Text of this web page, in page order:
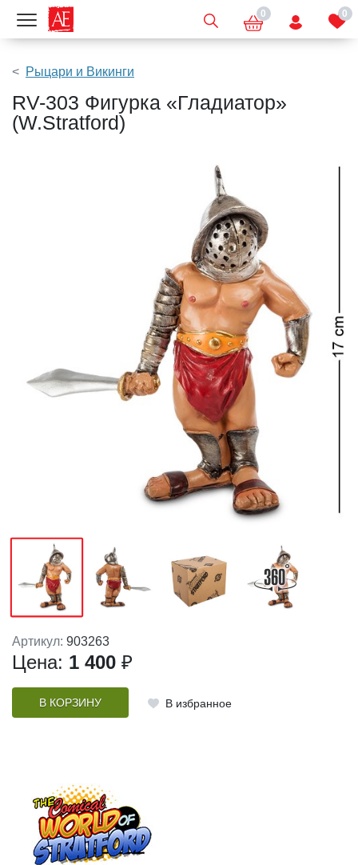
Показать меню 0 0
Рыцари и Викинги
RV-303 Фигурка «Гладиатор»
(W.Stratford)
Артикул: 903263
Цена: 1 400 ₽
В КОРЗИНУ В избранное